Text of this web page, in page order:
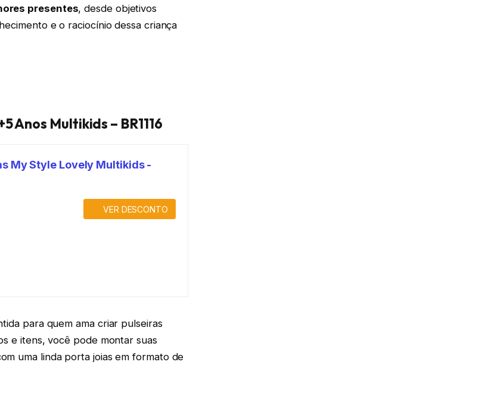
presentes, desde objetivos
e o raciocínio dessa criança
Anos Multikids – BR1116
My Style Lovely Multikids -
VER DESCONTO
para quem ama criar pulseiras
e itens, você pode montar suas
uma linda porta joias em formato de